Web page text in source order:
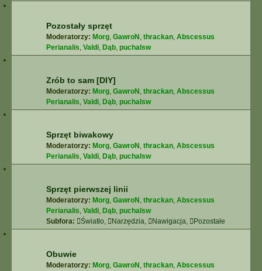
Pozostały sprzęt
Moderatorzy: Morg, GawroN , thrackan, Abscessus
Perianalis, Valdi, Dąb, puchalsw
Zrób to sam [DIY]
Moderatorzy: Morg, GawroN , thrackan, Abscessus
Perianalis, Valdi, Dąb, puchalsw
Sprzęt biwakowy
Moderatorzy: Morg, GawroN , thrackan, Abscessus
Perianalis, Valdi, Dąb, puchalsw
Sprzęt pierwszej linii
Moderatorzy: Morg, GawroN , thrackan, Abscessus
Perianalis, Valdi, Dąb, puchalsw
Subfora:
Światło, Narzędzia, Nawigacja, Pozostałe
Obuwie
Moderatorzy: Morg, GawroN , thrackan, Abscessus